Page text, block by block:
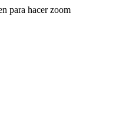
para hacer zoom